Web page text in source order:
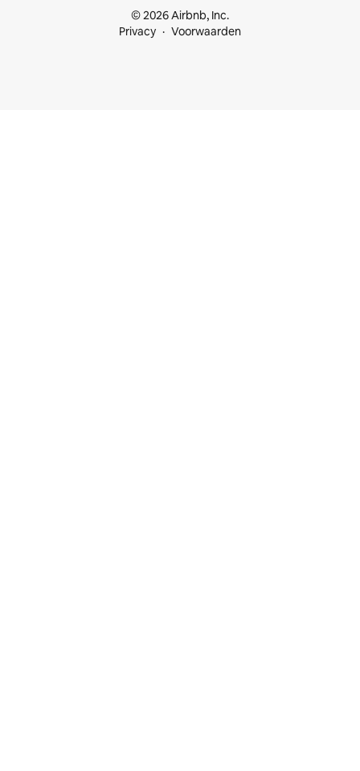
© 2026 Airbnb, Inc.
Privacy
Voorwaarden